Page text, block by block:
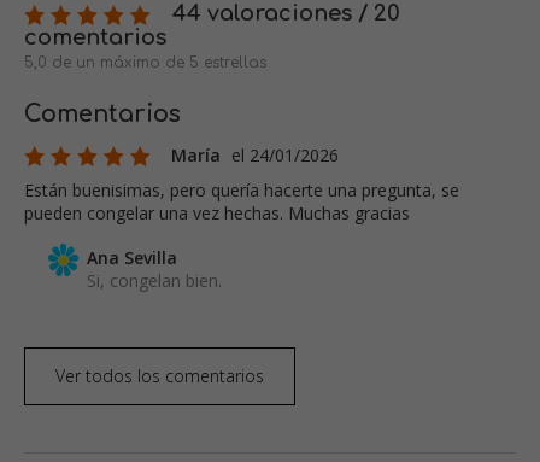
44 valoraciones / 20
comentarios
5,0 de un máximo de 5 estrellas
Comentarios
María el 24/01/2026
Están buenisimas, pero quería hacerte una pregunta, se
pueden congelar una vez hechas. Muchas gracias
Ana Sevilla
Si, congelan bien.
Ver todos los comentarios